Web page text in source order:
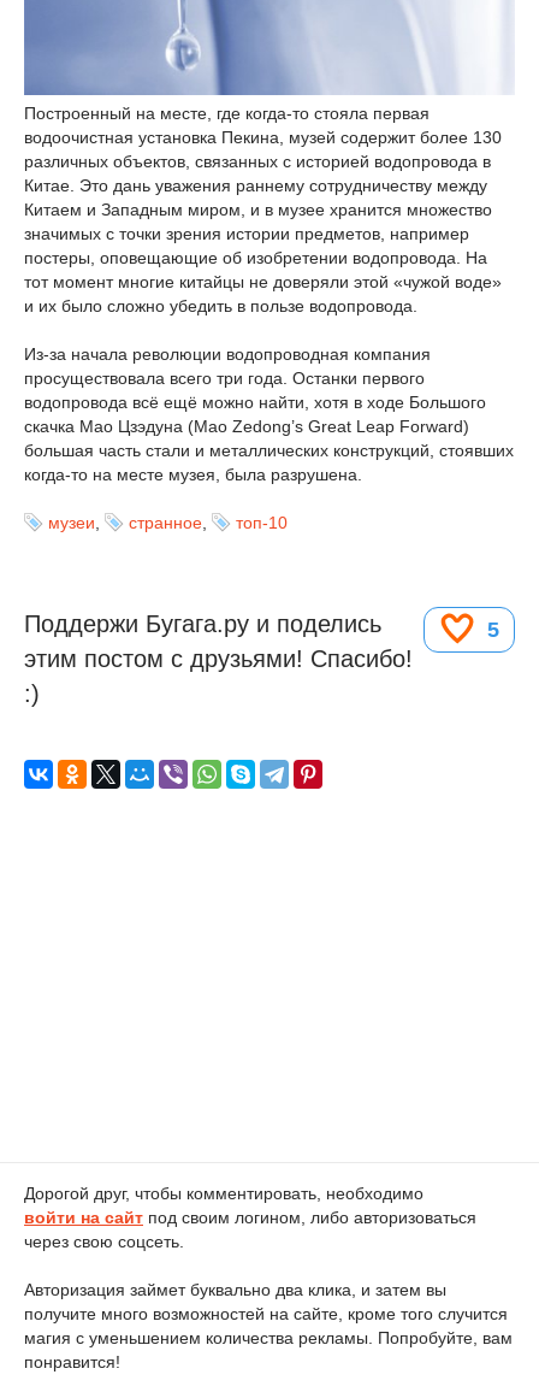
Построенный на месте, где когда-то стояла первая
водоочистная установка Пекина, музей содержит более 130
различных объектов, связанных с историей водопровода в
Китае. Это дань уважения раннему сотрудничеству между
Китаем и Западным миром, и в музее хранится множество
значимых с точки зрения истории предметов, например
постеры, оповещающие об изобретении водопровода. На
тот момент многие китайцы не доверяли этой «чужой воде»
и их было сложно убедить в пользе водопровода.
Из-за начала революции водопроводная компания
просуществовала всего три года. Останки первого
водопровода всё ещё можно найти, хотя в ходе Большого
скачка Мао Цзэдуна (Mao Zedong’s Great Leap Forward)
большая часть стали и металлических конструкций, стоявших
когда-то на месте музея, была разрушена.
музеи странное топ-10
5
Поддержи Бугага.ру и поделись
этим постом с друзьями! Спасибо!
:)
Дорогой друг, чтобы комментировать, необходимо
войти на сайт под своим логином, либо авторизоваться
через свою соцсеть.
Авторизация займет буквально два клика, и затем вы
получите много возможностей на сайте, кроме того случится
магия с уменьшением количества рекламы. Попробуйте, вам
понравится!